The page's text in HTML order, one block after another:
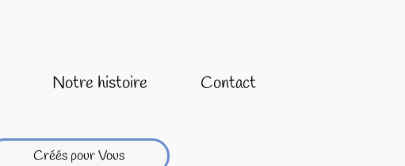
Notre histoire Contact
Créés pour Vous